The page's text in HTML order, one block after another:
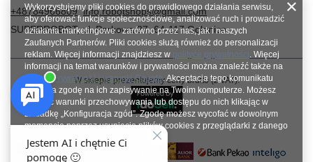
+48784966809 info.robotshops@gmail.com
SUPERROBOT,ul. Parkowa 27,64-117Gołanice
W sklepie prezentujemy ceny brutto (z VAT).
Wykorzystujemy pliki cookies do prawidłowego działania serwisu,
aby oferować funkcje społecznościowe, analizować ruch i prowadzić
działania marketingowe - zarówno przez nas, jak i naszych
Zaufanych Partnerów. Pliki cookies służą również do personalizacji
reklam. Więcej informacji znajdziesz w polityce prywatności. Więcej
informacji na temat warunków i prywatności można znaleźć także na
stronie Prywatność i warunki Google. Akceptacja tego komunikatu
oznacza zgodę na ich zapisywanie na Twoim komputerze. Możesz
określić warunki przechowywania lub dostępu do nich klikając w
zakładkę „Konfiguracja zgód”. Zgodę możesz wycofać w dowolnym
momencie poprzez usunięcie plików cookies z przeglądarki z danego
urządzenia końcowego.